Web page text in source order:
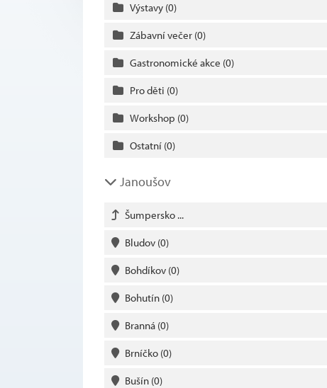
Výstavy (0)
Zábavní večer (0)
Gastronomické akce (0)
Pro děti (0)
Workshop (0)
Ostatní (0)
Janoušov
Šumpersko ...
Bludov (0)
Bohdíkov (0)
Bohutín (0)
Branná (0)
Brníčko (0)
Bušín (0)